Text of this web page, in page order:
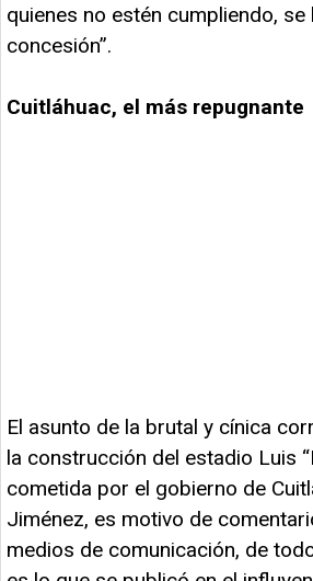
quienes no estén cumpliendo, se
concesión”.
Cuitláhuac, el más repugnante
El asunto de la brutal y cínica
la construcción del estadio Luis
cometida por el gobierno de
Jiménez, es motivo de
medios de comunicación, de